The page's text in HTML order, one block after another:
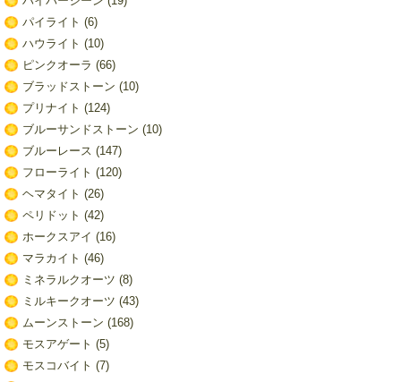
パイライト (6)
ハウライト (10)
ピンクオーラ (66)
ブラッドストーン (10)
プリナイト (124)
ブルーサンドストーン (10)
ブルーレース (147)
フローライト (120)
ヘマタイト (26)
ペリドット (42)
ホークスアイ (16)
マラカイト (46)
ミネラルクオーツ (8)
ミルキークオーツ (43)
ムーンストーン (168)
モスアゲート (5)
モスコバイト (7)